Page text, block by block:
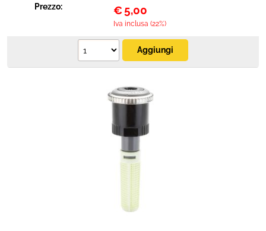
Prezzo:
€ 5,00
Iva inclusa (22%)